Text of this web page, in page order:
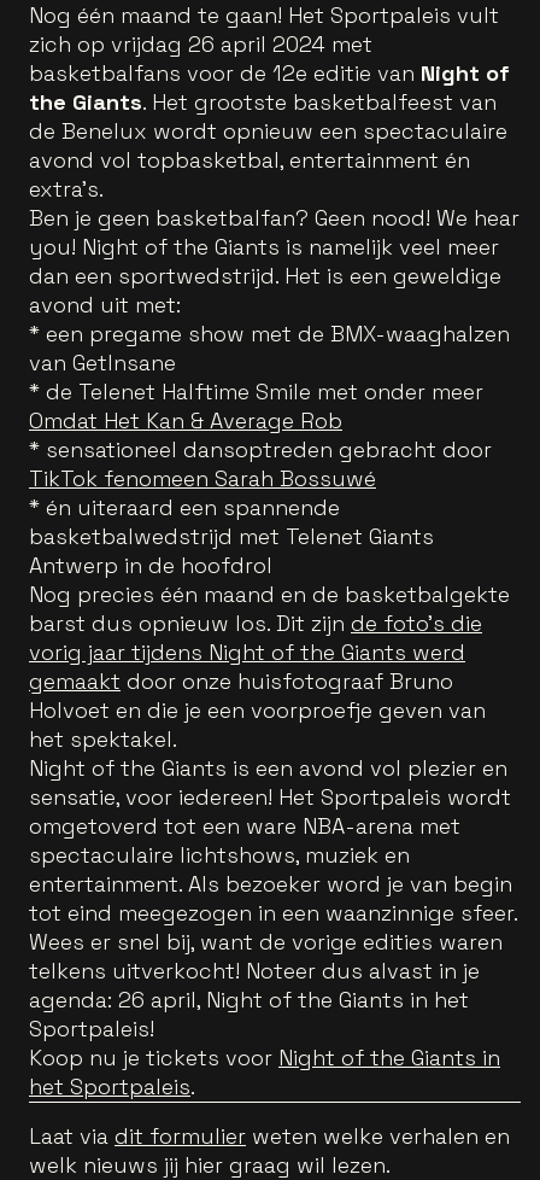
Nog één maand te gaan! Het Sportpaleis vult
zich op vrijdag 26 april 2024 met
basketbalfans voor de 12e editie van Night of
the Giants. Het grootste basketbalfeest van
de Benelux wordt opnieuw een spectaculaire
avond vol topbasketbal, entertainment én
extra's.
Ben je geen basketbalfan? Geen nood! We hear
you! Night of the Giants is namelijk veel meer
dan een sportwedstrijd. Het is een geweldige
avond uit met:
* een pregame show met de BMX-waaghalzen
van GetInsane
* de Telenet Halftime Smile met onder meer
Omdat Het Kan & Average Rob
* sensationeel dansoptreden gebracht door
TikTok fenomeen Sarah Bossuwé
* én uiteraard een spannende
basketbalwedstrijd met Telenet Giants
Antwerp in de hoofdrol
Nog precies één maand en de basketbalgekte
barst dus opnieuw los. Dit zijn de foto's die
vorig jaar tijdens Night of the Giants werd
gemaakt door onze huisfotograaf Bruno
Holvoet en die je een voorproefje geven van
het spektakel.
Night of the Giants is een avond vol plezier en
sensatie, voor iedereen! Het Sportpaleis wordt
omgetoverd tot een ware NBA-arena met
spectaculaire lichtshows, muziek en
entertainment. Als bezoeker word je van begin
tot eind meegezogen in een waanzinnige sfeer.
Wees er snel bij, want de vorige edities waren
telkens uitverkocht! Noteer dus alvast in je
agenda: 26 april, Night of the Giants in het
Sportpaleis!
Koop nu je tickets voor Night of the Giants in
het Sportpaleis.
Laat via dit formulier weten welke verhalen en
welk nieuws jij hier graag wil lezen.